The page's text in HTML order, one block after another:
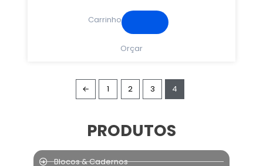
Carrinho
Orçar
← 1 2 3 4
PRODUTOS
Blocos & Cadernos